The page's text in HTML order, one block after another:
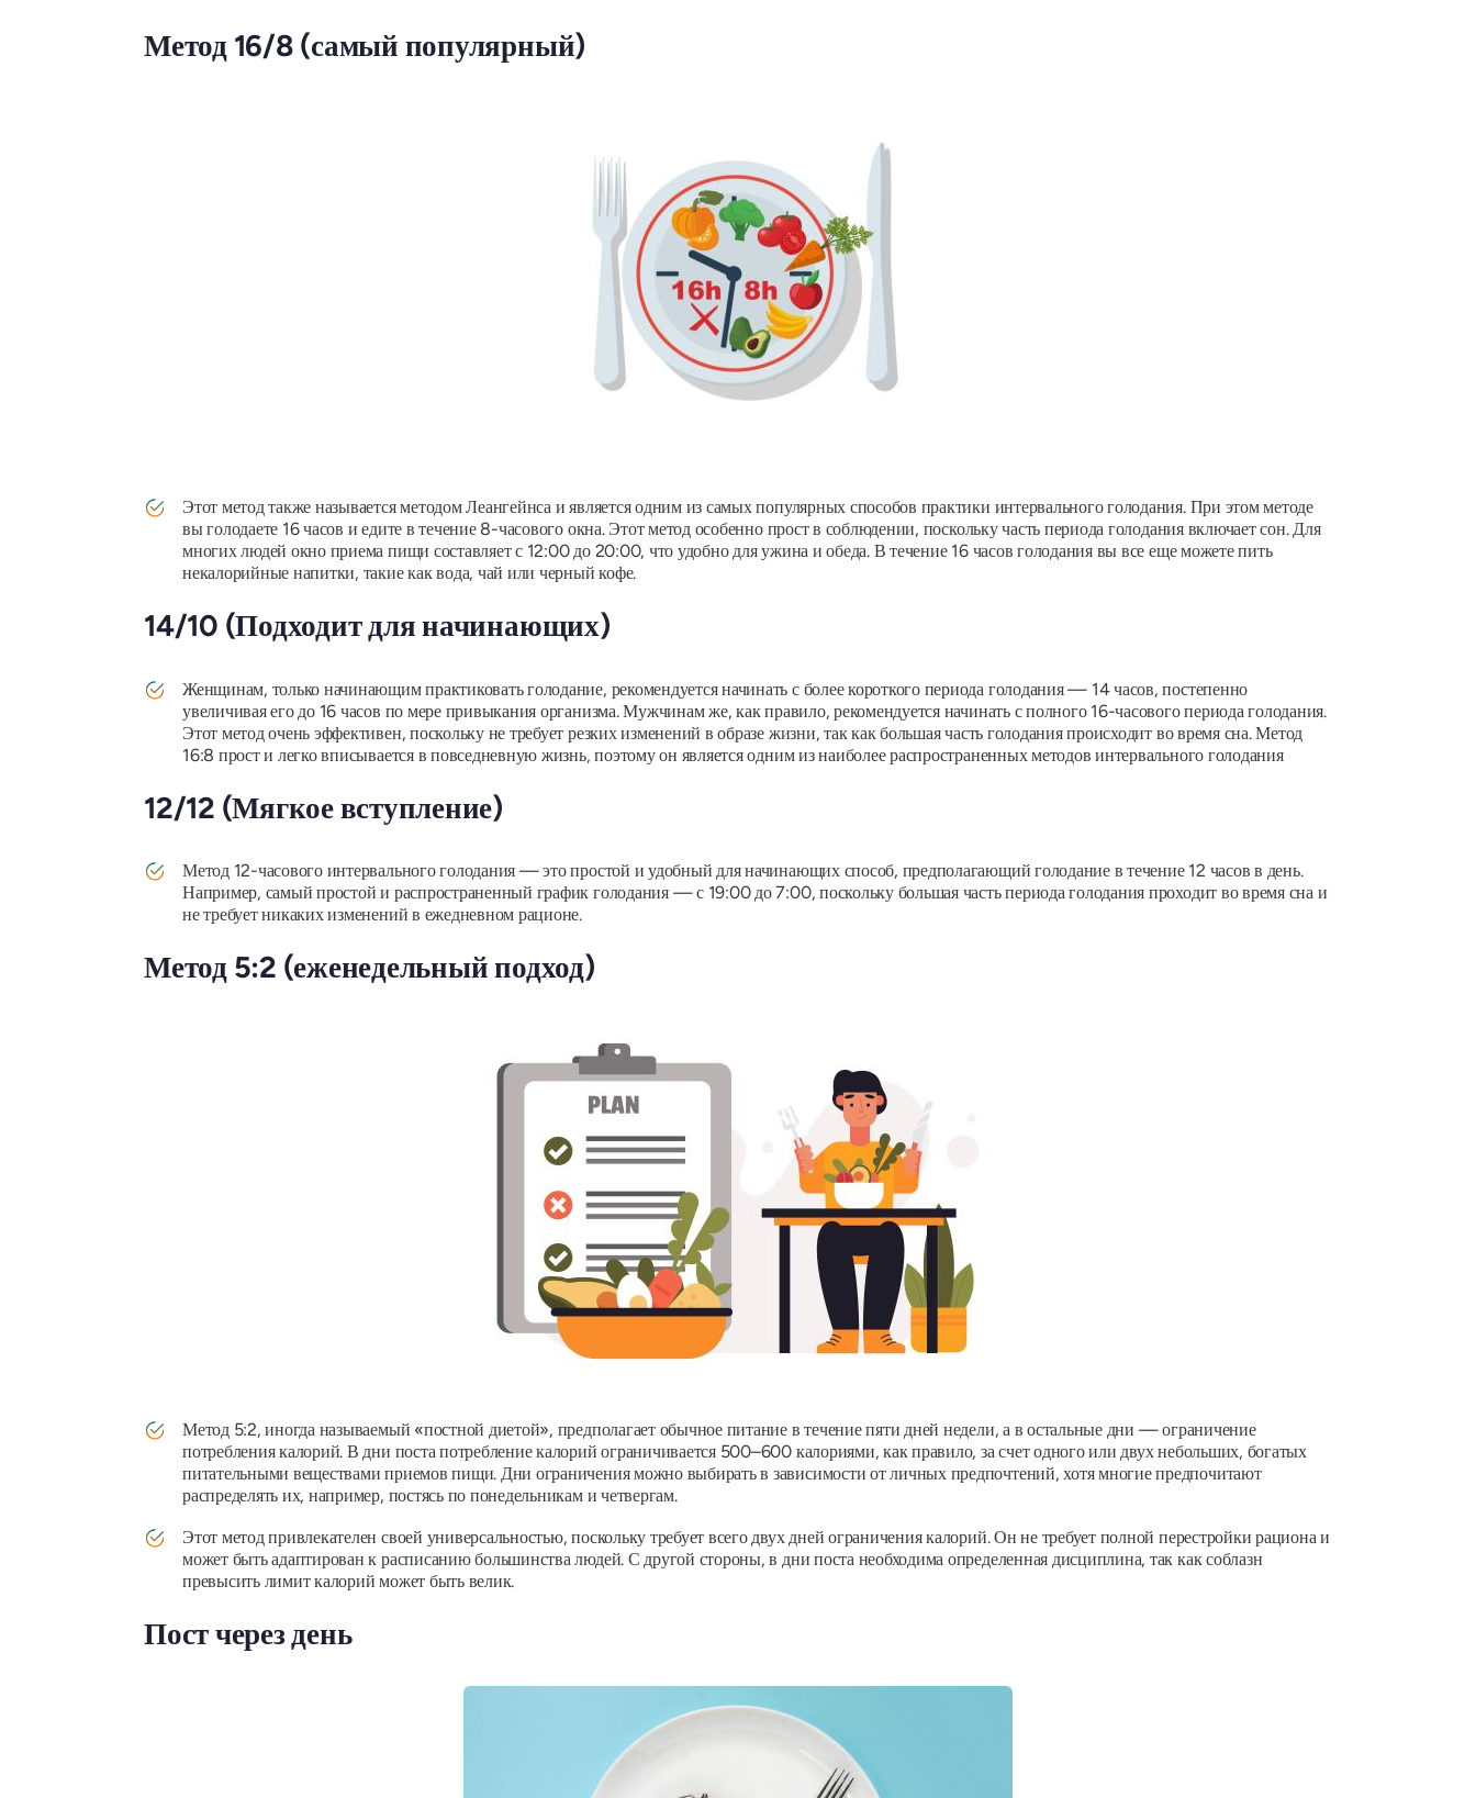
Метод 16/8 (самый популярный)
Этот метод также называется методом Леангейнса и является одним из самых популярных способов практики интервального голодания. При этом методе
вы голодаете 16 часов и едите в течение 8-часового окна. Этот метод особенно прост в соблюдении, поскольку часть периода голодания включает сон. Для
многих людей окно приема пищи составляет с 12:00 до 20:00, что удобно для ужина и обеда. В течение 16 часов голодания вы все еще можете пить
некалорийные напитки, такие как вода, чай или черный кофе.
14/10 (Подходит для начинающих)
Женщинам, только начинающим практиковать голодание, рекомендуется начинать с более короткого периода голодания — 14 часов, постепенно
увеличивая его до 16 часов по мере привыкания организма. Мужчинам же, как правило, рекомендуется начинать с полного 16-часового периода голодания.
Этот метод очень эффективен, поскольку не требует резких изменений в образе жизни, так как большая часть голодания происходит во время сна. Метод
16:8 прост и легко вписывается в повседневную жизнь, поэтому он является одним из наиболее распространенных методов интервального голодания
12/12 (Мягкое вступление)
Метод 12-часового интервального голодания — это простой и удобный для начинающих способ, предполагающий голодание в течение 12 часов в день.
Например, самый простой и распространенный график голодания — с 19:00 до 7:00, поскольку большая часть периода голодания проходит во время сна и
не требует никаких изменений в ежедневном рационе.
Метод 5:2 (еженедельный подход)
Метод 5:2, иногда называемый «постной диетой», предполагает обычное питание в течение пяти дней недели, а в остальные дни — ограничение
потребления калорий. В дни поста потребление калорий ограничивается 500–600 калориями, как правило, за счет одного или двух небольших, богатых
питательными веществами приемов пищи. Дни ограничения можно выбирать в зависимости от личных предпочтений, хотя многие предпочитают
распределять их, например, постясь по понедельникам и четвергам.
Этот метод привлекателен своей универсальностью, поскольку требует всего двух дней ограничения калорий. Он не требует полной перестройки рациона и
может быть адаптирован к расписанию большинства людей. С другой стороны, в дни поста необходима определенная дисциплина, так как соблазн
превысить лимит калорий может быть велик.
Пост через день